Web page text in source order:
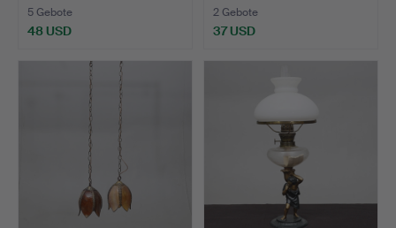
5 Gebote
48 USD
2 Gebote
37 USD